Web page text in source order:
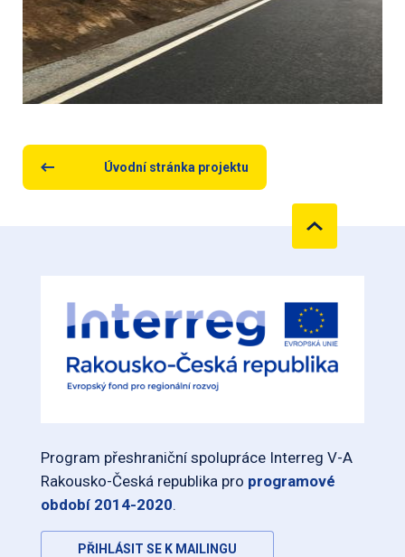
Úvodní stránka projektu
Program přeshraniční spolupráce Interreg V-A
Rakousko-Česká republika pro programové
období 2014-2020.
PŘIHLÁSIT SE K MAILINGU